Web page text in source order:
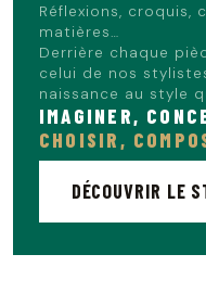
Réflexions, croquis,
matières…
Derrière chaque
celui de nos
naissance au style
IMAGINER,
CHOISIR,
DÉCOUVRIR LE